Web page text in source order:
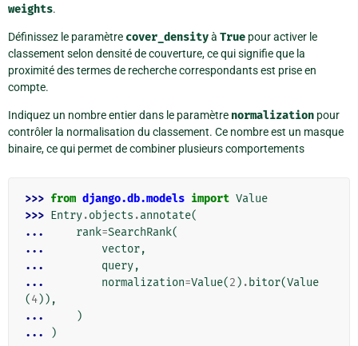
weights.
Définissez le paramètre cover_densityà True pour activer le
classement selon densité de couverture, ce qui signifie que la
proximité des termes de recherche correspondants est prise en
compte.
Indiquez un nombre entier dans le paramètre normalization pour
contrôler la normalisation du classement. Ce nombre est un masque
binaire, ce qui permet de combiner plusieurs comportements
>>> from django.db.models import Value
>>> Entry.objects .annotate(
...
rank=SearchRank(
...
vector,
...
query,
...
normalization=Value(2 ) . bitor(Value
(4)),
...
)
...
)